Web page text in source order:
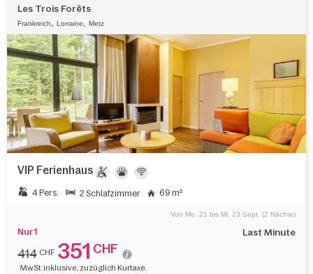
Les Trois Forêts
Frankreich, Lorraine, Metz
VIP Ferienhaus
4 Pers. 2 Schlafzimmer 69 m²
Nur 1 Last Minute
Von Mo. 21 bis Mi. 23 Sept. (2 Nächte)
414 CHF 351 CHF
MwSt. inklusive, zuzüglich Kurtaxe.